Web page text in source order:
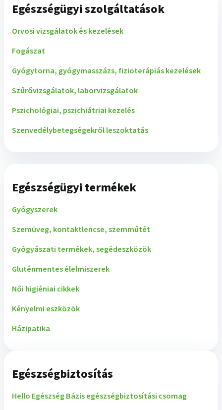
Egészségügyi szolgáltatások
Orvosi vizsgálatok és kezelések
Fogászat
Gyógytorna, gyógymasszázs, fizioterápiás kezelések
Szűrővizsgálatok, laborvizsgálatok
Pszichológiai, pszichiátriai kezelés
Szenvedélybetegségekről leszoktatás
Egészségügyi termékek
Gyógyszerek
Szemüveg, kontaktlencse, szemműtét
Gyógyászati termékek, segédeszközök
Gluténmentes élelmiszerek
Női higiéniai cikkek
Kényelmi eszközök
Házipatika
Egészségbiztosítás
Hello Egészség Bázis egészségbiztosítási csomag